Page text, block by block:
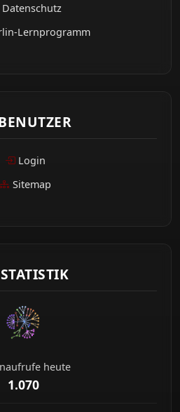
Datenschutz
Lernprogramm
Login
Sitemap
STATISTIK
heute
1.070